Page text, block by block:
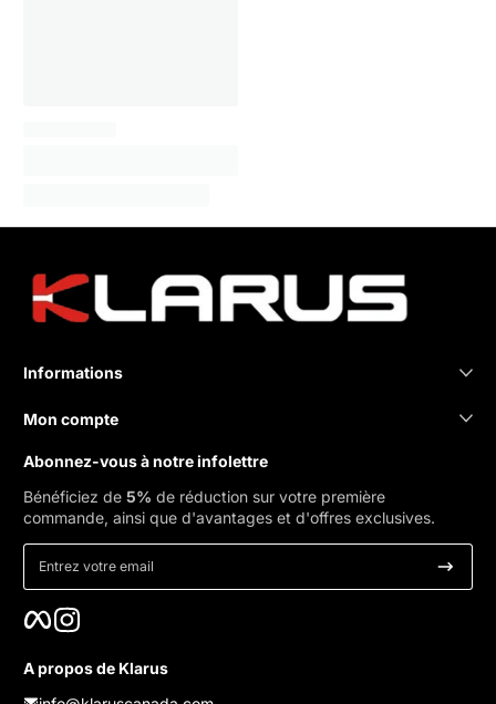
Informations
Mon compte
Abonnez-vous à notre infolettre
Bénéficiez de 5% de réduction sur votre première
commande, ainsi que d'avantages et d'offres exclusives.
Entrez votre email
Facebook
A propos de Klarus